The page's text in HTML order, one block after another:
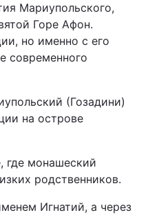
Мариупольского,
Горе Афон.
но именно с его
современного
(Гозадини)
на острове
где монашеский
родственников.
Игнатий, а через